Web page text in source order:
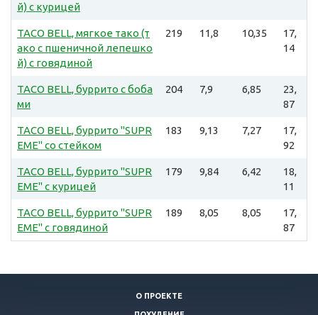
й) с курицей
TACO BELL, мягкое тако (т
ако с пшеничной лепешко
й) с говядиной
219 11,8 10,35
17,
14
TACO BELL, буррито с боба
ми
204 7,9 6,85
23,
87
TACO BELL, буррито "SUPR
EME" со стейком
183 9,13 7,27
17,
92
TACO BELL, буррито "SUPR
EME" с курицей
179 9,84 6,42
18,
11
TACO BELL, буррито "SUPR
EME" с говядиной
189 8,05 8,05
17,
87
О ПРОЕКТЕ